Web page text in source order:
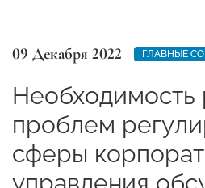
09 Декабря 2022 ГЛАВНЫЕ
проблем
сферы